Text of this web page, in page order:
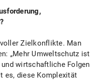
Zielkonflikte. Man
„Mehr Umweltschutz ist
wirtschaftliche Folgen
es, diese Komplexität